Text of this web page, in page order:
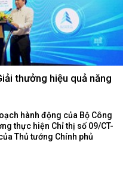
thưởng hiệu quả năng
hành động của Bộ Công
thực hiện Chỉ thị số 09/CT-
Thủ tướng Chính phủ